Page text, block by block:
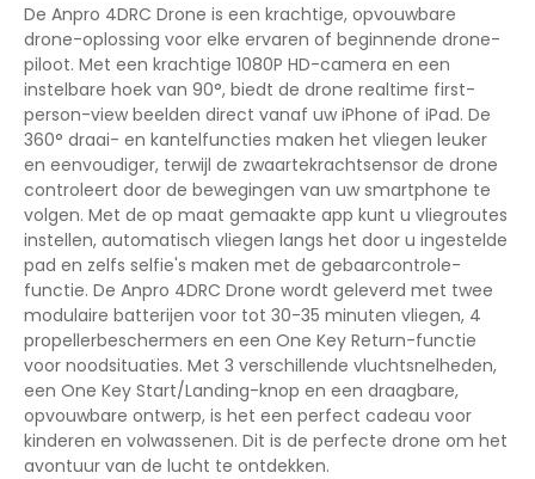
De Anpro 4DRC Drone is een krachtige, opvouwbare
drone-oplossing voor elke ervaren of beginnende drone-
piloot. Met een krachtige 1080P HD-camera en een
instelbare hoek van 90°, biedt de drone realtime first-
person-view beelden direct vanaf uw iPhone of iPad. De
360° draai- en kantelfuncties maken het vliegen leuker
en eenvoudiger, terwijl de zwaartekrachtsensor de drone
controleert door de bewegingen van uw smartphone te
volgen. Met de op maat gemaakte app kunt u vliegroutes
instellen, automatisch vliegen langs het door u ingestelde
pad en zelfs selfie's maken met de gebaarcontrole-
functie. De Anpro 4DRC Drone wordt geleverd met twee
modulaire batterijen voor tot 30-35 minuten vliegen, 4
propellerbeschermers en een One Key Return-functie
voor noodsituaties. Met 3 verschillende vluchtsnelheden,
een One Key Start/Landing-knop en een draagbare,
opvouwbare ontwerp, is het een perfect cadeau voor
kinderen en volwassenen. Dit is de perfecte drone om het
avontuur van de lucht te ontdekken.